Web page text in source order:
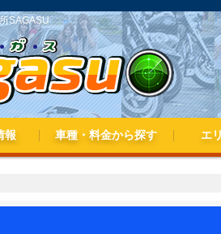
SAGASU
報 車種・料金から探す エ